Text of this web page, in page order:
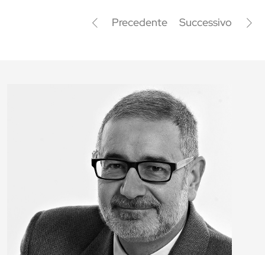
Precedente Successivo